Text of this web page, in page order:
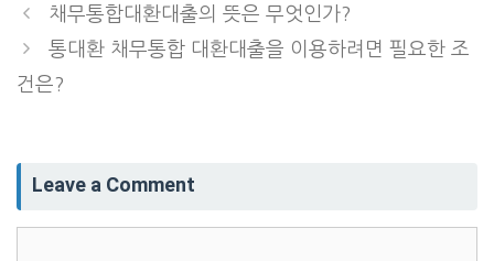
채무통합대환대출의 뜻은 무엇인가?
통대환 채무통합 대환대출을 이용하려면 필요한 조
건은?
Leave a Comment